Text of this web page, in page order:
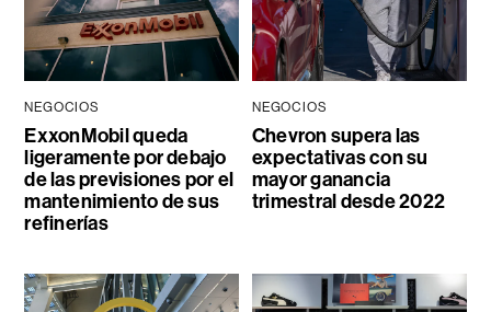
NEGOCIOS
ExxonMobil queda
ligeramente por debajo
de las previsiones por el
mantenimiento de sus
refinerías
NEGOCIOS
Chevron supera las
expectativas con su
mayor ganancia
trimestral desde 2022